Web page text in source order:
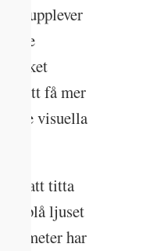
upplever
de
att få mer
icke visuella
att titta
blå ljuset
har